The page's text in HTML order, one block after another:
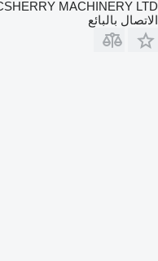
MACHINERY LTD
الاتصال بالبائع